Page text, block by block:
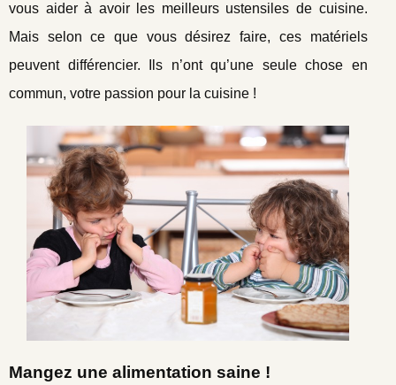
vous aider à avoir les meilleurs ustensiles de cuisine.
Mais selon ce que vous désirez faire, ces matériels
peuvent différencier. Ils n’ont qu’une seule chose en
commun, votre passion pour la cuisine !
Mangez une alimentation saine !